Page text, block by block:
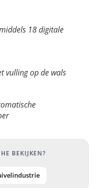
18 digitale
vulling op de wals
BEKIJKEN?